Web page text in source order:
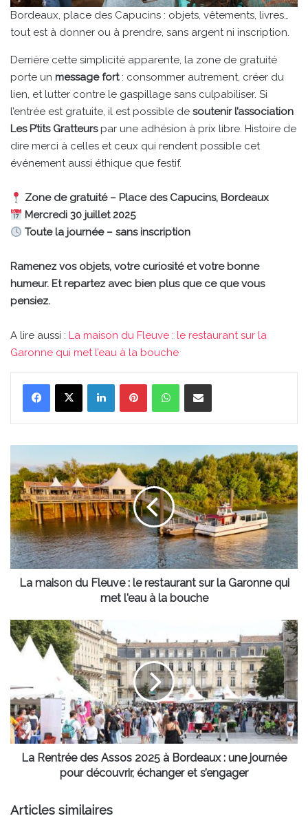
Bordeaux, place des Capucins : objets, vêtements, livres…
tout est à donner ou à prendre, sans argent ni inscription.
Derrière cette simplicité apparente, la zone de gratuité
porte un message fort: consommer autrement, créer du
lien, et lutter contre le gaspillage sans culpabiliser. Si
l’entrée est gratuite, il est possible de soutenir l’association
Les P’tits Gratteurspar une adhésion à prix libre. Histoire de
dire merci à celles et ceux qui rendent possible cet
événement aussi éthique que festif.
Zone de gratuité – Place des Capucins, Bordeaux
Mercredi 30 juillet 2025
Toute la journée – sans inscription
Ramenez vos objets, votre curiosité et votre bonne
humeur. Et repartez avec bien plus que ce que vous
pensiez.
A lire aussi : La maison du Fleuve : le restaurant sur la
Garonne qui met l’eau à la bouche
LinkedinPinterestWhatsAppPartager par email
maison
du
Fleuve
:
le
restaurant
sur
la
Garonne
l'eau
à
La maison du Fleuve : le restaurant sur la Garonne qui
met l'eau à la bouche
La
Rentrée
des
2025
à
Bordeaux
:
une
journée
La Rentrée des Assos 2025 à Bordeaux : une journée
pour découvrir, échanger et s’engager
Articles similaires